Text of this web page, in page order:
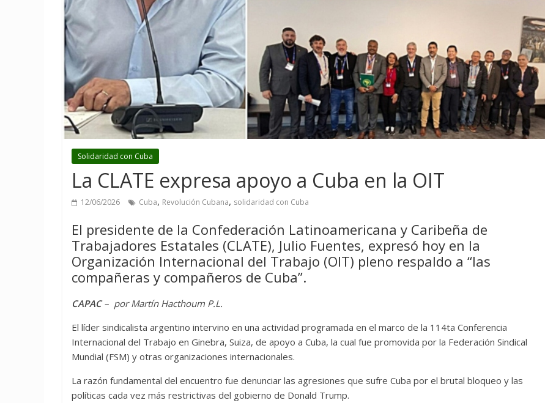
Solidaridad con Cuba
La CLATE expresa apoyo a Cuba en la OIT
12/06/2026 Cuba, Revolución Cubana, solidaridad con Cuba
El presidente de la Confederación Latinoamericana y Caribeña de
Trabajadores Estatales (CLATE), Julio Fuentes, expresó hoy en la
Organización Internacional del Trabajo (OIT) pleno respaldo a “las
compañeras y compañeros de Cuba”.
CAPAC– por Martín Hacthoum P.L.
El líder sindicalista argentino intervino en una actividad programada en el marco de la 114ta Conferencia
Internacional del Trabajo en Ginebra, Suiza, de apoyo a Cuba, la cual fue promovida por la Federación Sindical
Mundial (FSM) y otras organizaciones internacionales.
La razón fundamental del encuentro fue denunciar las agresiones que sufre Cuba por el brutal bloqueo y las
políticas cada vez más restrictivas del gobierno de Donald Trump.